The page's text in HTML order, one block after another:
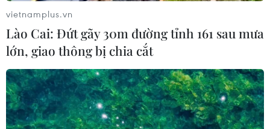
đổi mới sáng tạo và nâng cao chất
lượng FDI
07/08/2026 05:48
BSR phối trộn thành công dầu Diesel
sinh học B5 và B10
07/08/2026 05:02
vietnamplus.vn
Lào Cai: Đứt gãy 30m đường tỉnh 161 sau mưa
lớn, giao thông bị chia cắt